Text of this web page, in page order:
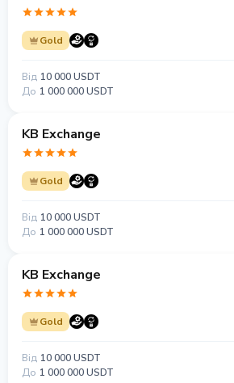
Gold
Від 10 000 USDT
До 1 000 000 USDT
KB Exchange
Gold
Від 10 000 USDT
До 1 000 000 USDT
KB Exchange
Gold
Від 10 000 USDT
До 1 000 000 USDT